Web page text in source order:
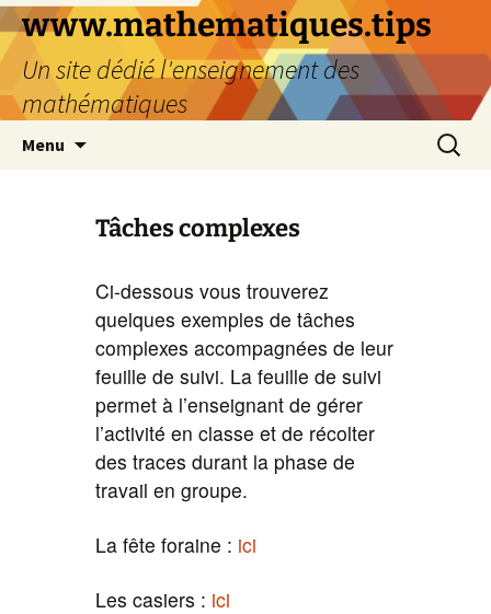
www.mathematiques.tips
Un site dédié l'enseignement des
mathématiques
Menu
Tâches complexes
Ci-dessous vous trouverez
quelques exemples de tâches
complexes accompagnées de leur
feuille de suivi. La feuille de suivi
permet à l’enseignant de gérer
l’activité en classe et de récolter
des traces durant la phase de
travail en groupe.
La fête foraine : ici
Les casiers : ici